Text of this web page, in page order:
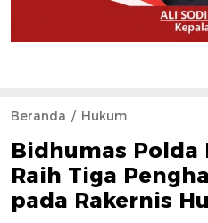
Beranda Hukum
Bidhumas Polda
Raih Tiga
pada Rakernis